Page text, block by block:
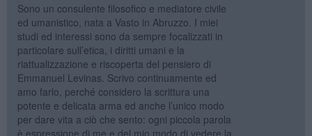
Sono un consulente filosofico e mediatore civile
ed umanistico, nata a Vasto in Abruzzo. I miei
studi ed interessi sono da sempre focalizzati in
particolare sull’etica, i diritti umani e la
riattualizzazione e riscoperta del pensiero di
Emmanuel Levinas. Scrivo continuamente ed
amo farlo, perché considero la scrittura una
potente e delicata arma ed anche l’unico modo
per dare vita a ciò che sento: ogni piccola parola
è espressione di me e del mio modo di vedere la